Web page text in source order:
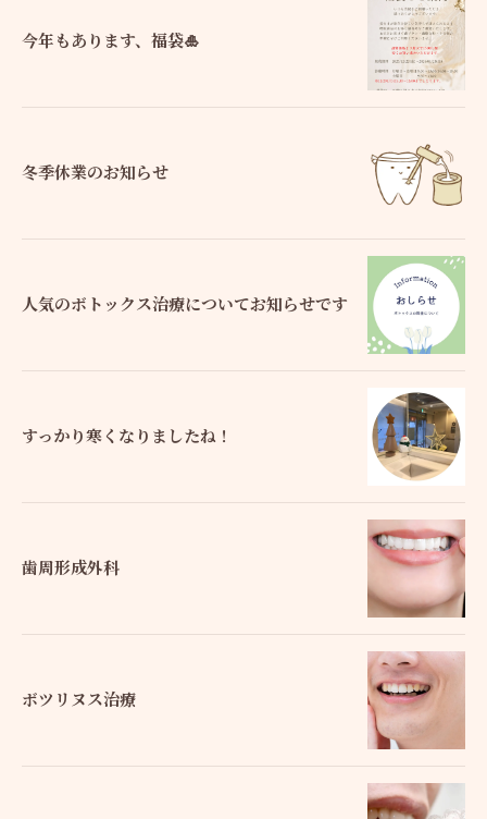
今年もあります、福袋🎍
冬季休業のお知らせ
人気のボトックス治療についてお知らせです
すっかり寒くなりましたね！
歯周形成外科
ボツリヌス治療